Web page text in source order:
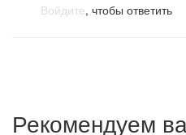
Войдите, чтобы ответить
Рекомендуем